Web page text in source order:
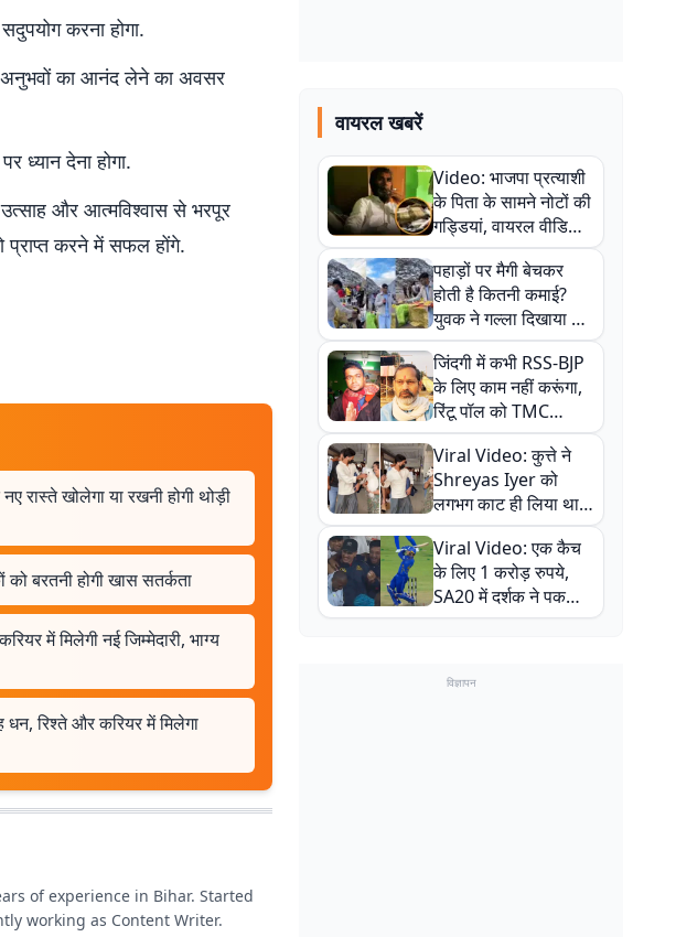
करना होगा.
अनुभवों का आनंद लेने का अवसर
ध्यान देना होगा.
और आत्मविश्वास से भरपूर
प्राप्त करने में सफल होंगे.
रास्ते खोलेगा या रखनी होगी थोड़ी
बरतनी होगी खास सतर्कता
में मिलेगी नई जिम्मेदारी, भाग्य
रिश्ते और करियर में मिलेगा
of experience in Bihar. Started
working as Content Writer.
वायरल खबरें
Video: भाजपा प्रत्याशी
के पिता के सामने नोटों की
गड्डियां, वायरल वीडियो
से राजनीति में उबाल,
अजित महतो बोले- TMC
की गंदी चाल
पहाड़ों पर मैगी बेचकर
होती है कितनी कमाई?
युवक ने गल्ला दिखाया तो
नौकरी वालों के खड़े हो गए
कान
जिंदगी में कभी RSS-BJP
के लिए काम नहीं करूंगा,
रिंटू पॉल को TMC
ऑफिस में ले जाकर पीटा,
Video वायरल
Viral Video: कुत्ते ने
Shreyas Iyer को
लगभग काट ही लिया था,
न्यूजीलैंड सीरीज से पहले
बाल-बाल बचे
Viral Video: एक कैच
के लिए 1 करोड़ रुपये,
SA20 में दर्शक ने पकड़ा
एक हाथ से गजब का कैच
विज्ञापन